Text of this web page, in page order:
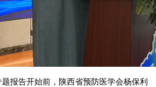
告开始前，陕西省预防医学会杨保利